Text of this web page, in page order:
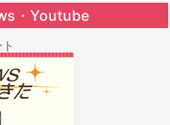
・Youtube